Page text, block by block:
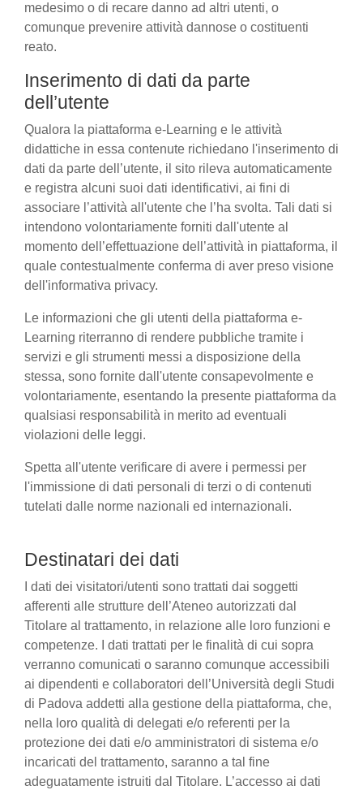
medesimo o di recare danno ad altri utenti, o
comunque prevenire attività dannose o costituenti
reato.
Inserimento di dati da parte
dell’utente
Qualora la piattaforma e-Learning e le attività
didattiche in essa contenute richiedano l'inserimento di
dati da parte dell’utente, il sito rileva automaticamente
e registra alcuni suoi dati identificativi, ai fini di
associare l’attività all'utente che l’ha svolta. Tali dati si
intendono volontariamente forniti dall'utente al
momento dell’effettuazione dell’attività in piattaforma, il
quale contestualmente conferma di aver preso visione
dell'informativa privacy.
Le informazioni che gli utenti della piattaforma e-
Learning riterranno di rendere pubbliche tramite i
servizi e gli strumenti messi a disposizione della
stessa, sono fornite dall'utente consapevolmente e
volontariamente, esentando la presente piattaforma da
qualsiasi responsabilità in merito ad eventuali
violazioni delle leggi.
Spetta all'utente verificare di avere i permessi per
l'immissione di dati personali di terzi o di contenuti
tutelati dalle norme nazionali ed internazionali.
Destinatari dei dati
I dati dei visitatori/utenti sono trattati dai soggetti
afferenti alle strutture dell’Ateneo autorizzati dal
Titolare al trattamento, in relazione alle loro funzioni e
competenze. I dati trattati per le finalità di cui sopra
verranno comunicati o saranno comunque accessibili
ai dipendenti e collaboratori dell’Università degli Studi
di Padova addetti alla gestione della piattaforma, che,
nella loro qualità di delegati e/o referenti per la
protezione dei dati e/o amministratori di sistema e/o
incaricati del trattamento, saranno a tal fine
adeguatamente istruiti dal Titolare. L’accesso ai dati